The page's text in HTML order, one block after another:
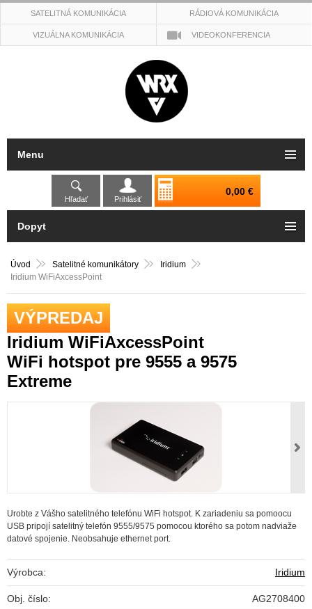
SATELITNÁ KOMUNIKÁCIA RÁDIOVÁ KOMUNIKÁCIA
VIZUÁLNA KOMUNIKÁCIA VIDEOKONFERENCIA
Hľadať Prihlásiť
0,00 €
Úvod Satelitné komunikátory
Iridium
Iridium WiFiAxcessPoint
VÝPREDAJ
Iridium WiFiAxcessPoint
WiFi hotspot pre 9555 a 9575
Extreme
Urobte z Vášho satelitného telefónu WiFi hotspot. K zariadeniu sa pomoocu
USB pripojí satelitný telefón 9555/9575 pomocou ktorého sa potom nadviaže
datové spojenie. Neobsahuje ethernet port.
Výrobca: Iridium
Obj. číslo: AG2708400
Dopyt
Menu